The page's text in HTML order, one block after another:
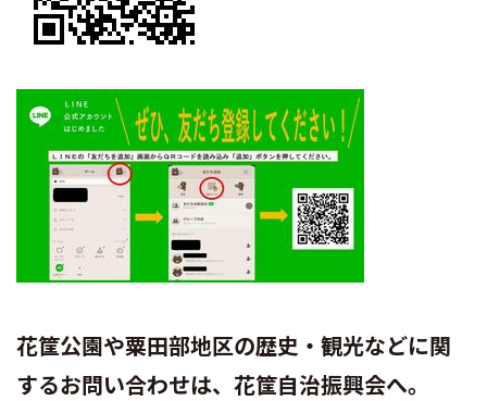
花筐公園や粟田部地区の歴史・観光などに関
するお問い合わせは、花筐自治振興会へ。